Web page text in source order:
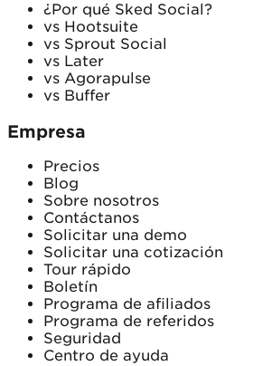
¿Por qué Sked Social?
vs Hootsuite
vs Sprout Social
vs Later
vs Agorapulse
vs Buffer
Empresa
Precios
Blog
Sobre nosotros
Contáctanos
Solicitar una demo
Solicitar una cotización
Tour rápido
Boletín
Programa de afiliados
Programa de referidos
Seguridad
Centro de ayuda